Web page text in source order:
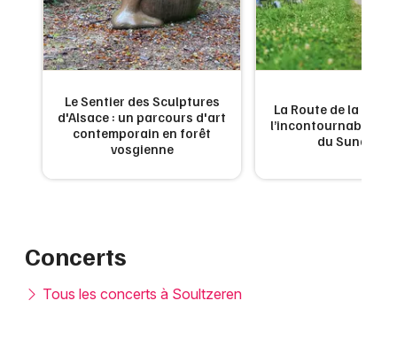
Le Sentier des Sculptures
d'Alsace : un parcours d'art
contemporain en forêt
vosgienne
La Route de la
l’incontournable
du Sundgau
Concerts
Tous les concerts à Soultzeren